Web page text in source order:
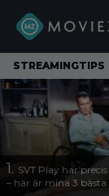
STREAMINGTIPS
1. SVT Play har
– här är mina 3 bästa